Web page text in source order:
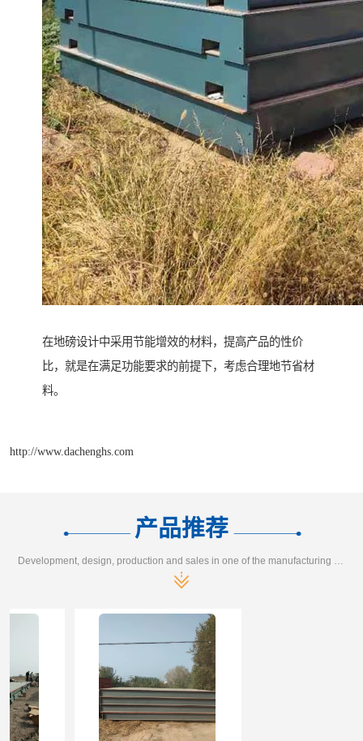
在地磅设计中采用节能增效的材料，提高产品的性价
比，就是在满足功能要求的前提下，考虑合理地节省材
料。
http://www.dachenghs.com
产品推荐